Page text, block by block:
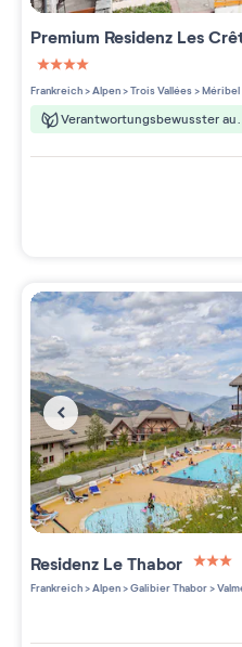
Premium Residenz Les
4 étoiles sur 5
Frankreich>Alpen>Trois Vallées>Méribel
Residenz Le Thabor
3
Frankreich>Alpen>Galibier Thabor>